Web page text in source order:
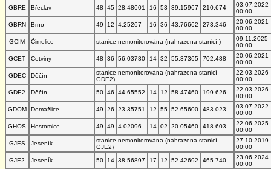
GBRE
Břeclav 48 45 28.48601 16 53 39.15967 210.674
03.07.2022
00:00
GBRN
Brno 49 12 4.25267 16 36 43.76662 273.346
20.06.2021
00:00
GCIM
Čimelice stanice nemonitorována (nahrazena stanicí )
09.11.2025
00:00
GCET
Cetviny 48 36 56.03780 14 32 55.37365 702.488
20.06.2021
00:00
GDEC
Děčín
stanice nemonitorována (nahrazena stanicí
GDE2)
22.03.2026
00:00
GDE2
Děčín 50 46 44.65552 14 12 58.47460 199.626
22.03.2026
00:00
GDOM
Domažlice 49 26 23.35751 12 55 52.65600 483.023
03.07.2022
00:00
GHOS
Hostomice 49 49 4.02096 14 02 20.05460 418.603
22.06.2025
00:00
GJES
Jeseník
stanice nemonitorována (nahrazena stanicí
GJE2)
27.10.2019
00:00
GJE2
Jeseník 50 14 38.56897 17 12 52.42692 465.740
23.06.2024
00:00